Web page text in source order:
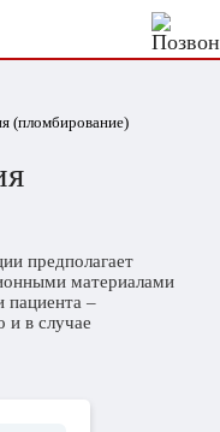
(пломбирование)
предполагает
материалами
пациента –
и в случае